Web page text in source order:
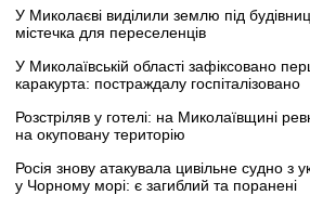
У Миколаєві виділили землю під
містечка для переселенців
У Миколаївській області зафіксовано
каракурта: постраждалу госпіталізовано
Розстріляв у готелі: на Миколаївщині
на окуповану територію
Росія знову атакувала цивільне судно з
у Чорному морі: є загиблий та поранені